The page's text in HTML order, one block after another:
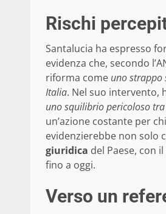
Rischi
Santalucia ha espresso
evidenza che, secondo
riforma come uno strappo
Italia. Nel suo intervento,
uno squilibrio pericoloso
un’azione costante per
evidenzierebbe non solo
giuridica del Paese, con
fino a oggi.
Verso un